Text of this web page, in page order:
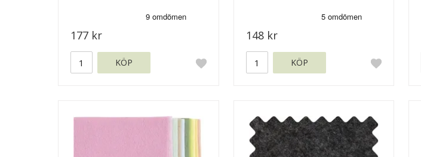
177 kr
KÖP
148 kr
KÖP